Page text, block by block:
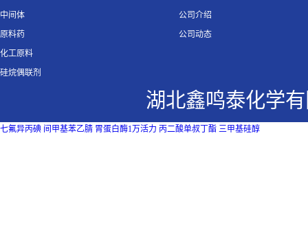
中间体
原料药
化工原料
硅烷偶联剂
公司介绍
公司动态
湖北鑫鸣泰化学
七氟异丙碘 间甲基苯乙腈 胃蛋白酶1万活力 丙二酸单叔丁酯 三甲基硅醇